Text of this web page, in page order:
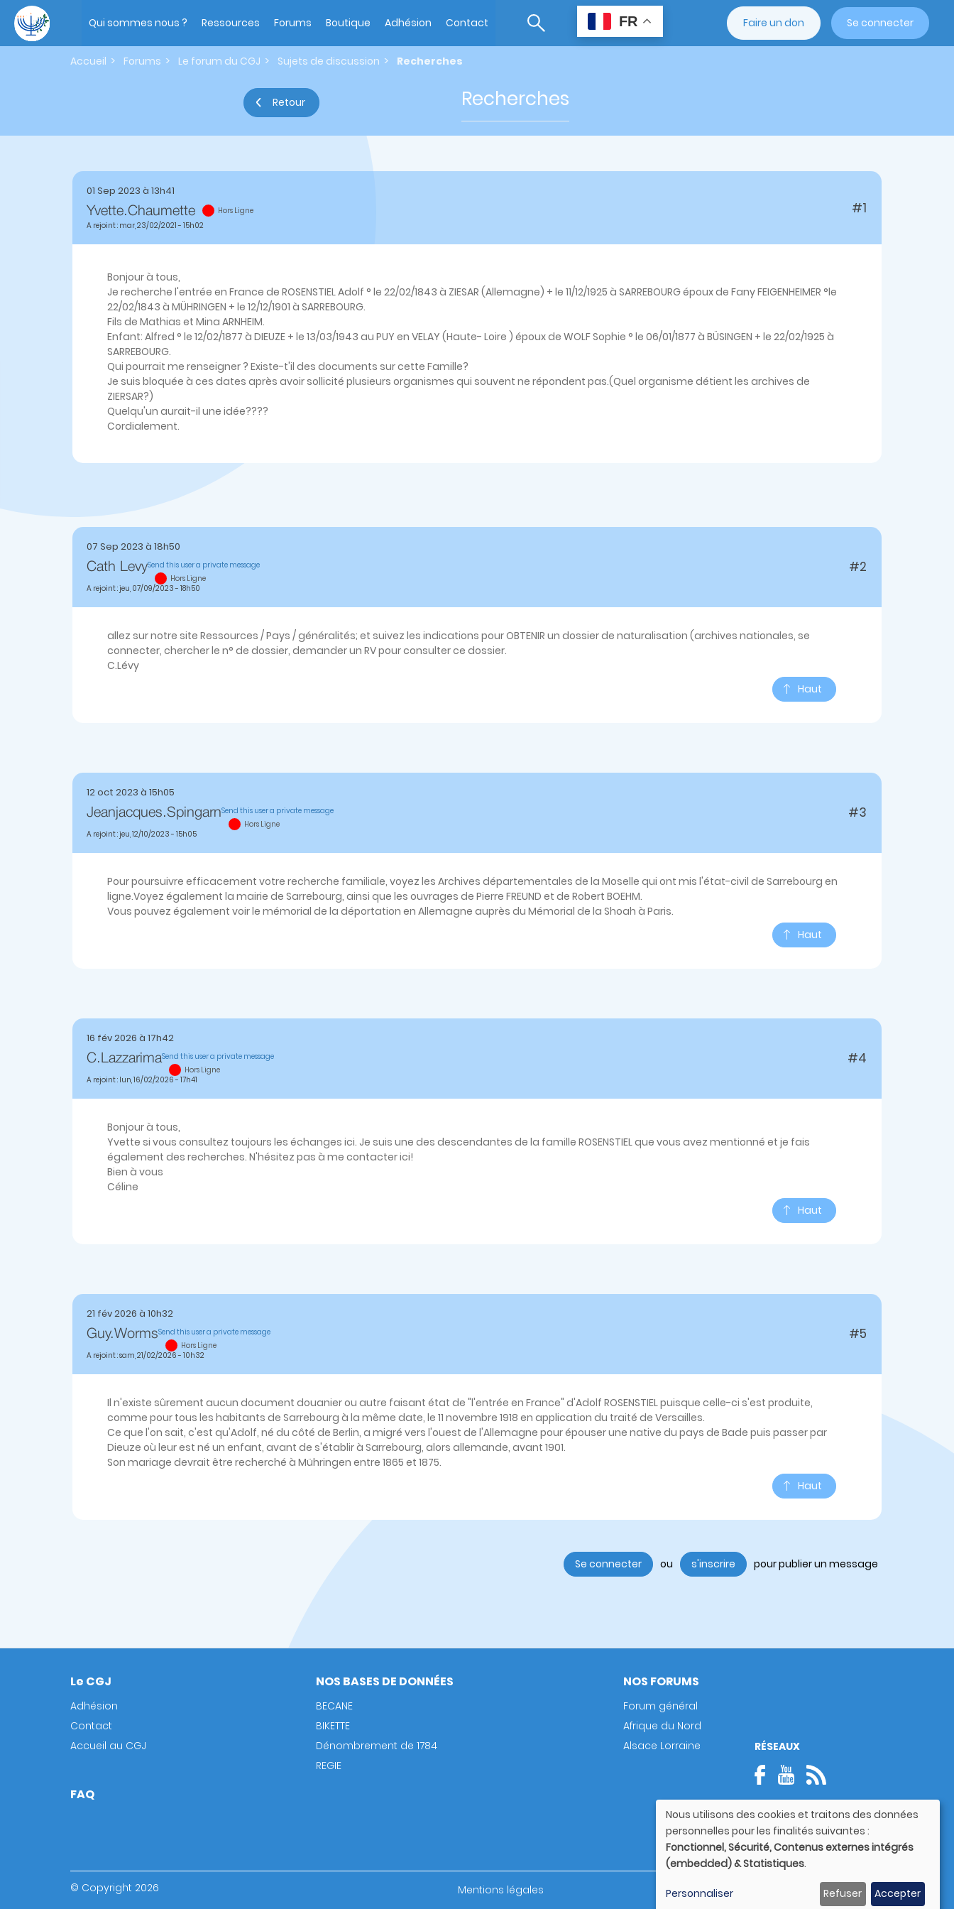
contenu
principal
navigation
Qui sommes nous ? Ressources Forums Boutique Adhésion Contact FR Faire un don Se connecter
Accueil Forums Le forum du CGJ Sujets de discussion Recherches
Retour Recherches
01 Sep 2023 à 13h41
Yvette.Chaumette
Hors Ligne
A rejoint : mar, 23/02/2021 - 15h02
#1
Bonjour à tous,
Je recherche l'entrée en France de ROSENSTIEL Adolf ° le 22/02/1843 à ZIESAR (Allemagne) + le 11/12/1925 à SARREBOURG époux de Fany FEIGENHEIMER °le
22/02/1843 à MÜHRINGEN + le 12/12/1901 à SARREBOURG.
Fils de Mathias et Mina ARNHEIM.
Enfant: Alfred ° le 12/02/1877 à DIEUZE + le 13/03/1943 au PUY en VELAY (Haute- Loire ) époux de WOLF Sophie ° le 06/01/1877 à BÜSINGEN + le 22/02/1925 à
SARREBOURG.
Qui pourrait me renseigner ? Existe-t'il des documents sur cette Famille?
Je suis bloquée à ces dates après avoir sollicité plusieurs organismes qui souvent ne répondent pas.(Quel organisme détient les archives de
ZIERSAR?)
Quelqu'un aurait-il une idée????
Cordialement.
07 Sep 2023 à 18h50
Cath LevySend this user a private message
Hors Ligne
A rejoint : jeu, 07/09/2023 - 18h50
#2
allez sur notre site Ressources / Pays / généralités; et suivez les indications pour OBTENIR un dossier de naturalisation (archives nationales, se
connecter, chercher le n° de dossier, demander un RV pour consulter ce dossier.
C.Lévy
Haut
12 oct 2023 à 15h05
Jeanjacques.spingarnSend this user a private message
Hors Ligne
A rejoint : jeu, 12/10/2023 - 15h05
#3
Pour poursuivre efficacement votre recherche familiale, voyez les Archives départementales de la Moselle qui ont mis l'état-civil de Sarrebourg en
ligne.Voyez également la mairie de Sarrebourg, ainsi que les ouvrages de Pierre FREUND et de Robert BOEHM.
Vous pouvez également voir le mémorial de la déportation en Allemagne auprès du Mémorial de la Shoah à Paris.
Haut
16 fév 2026 à 17h42
C.lazzarimaSend this user a private message
Hors Ligne
A rejoint : lun, 16/02/2026 - 17h41
#4
Bonjour à tous,
Yvette si vous consultez toujours les échanges ici. Je suis une des descendantes de la famille ROSENSTIEL que vous avez mentionné et je fais
également des recherches. N'hésitez pas à me contacter ici!
Bien à vous
Céline
Haut
21 fév 2026 à 10h32
Guy.wormsSend this user a private message
Hors Ligne
A rejoint : sam, 21/02/2026 - 10h32
#5
Il n'existe sûrement aucun document douanier ou autre faisant état de "l'entrée en France" d'Adolf ROSENSTIEL puisque celle-ci s'est produite,
comme pour tous les habitants de Sarrebourg à la même date, le 11 novembre 1918 en application du traité de Versailles.
Ce que l'on sait, c'est qu'Adolf, né du côté de Berlin, a migré vers l'ouest de l'Allemagne pour épouser une native du pays de Bade puis passer par
Dieuze où leur est né un enfant, avant de s'établir à Sarrebourg, alors allemande, avant 1901.
Son mariage devrait être recherché à Mühringen entre 1865 et 1875.
Haut
Se connecter ou s'inscrire pour publier un message
Footer
Le CGJ
Adhésion
Contact
Accueil au CGJ
NOS BASES DE DONNÉES
BECANE
BIKETTE
Dénombrement de 1784
REGIE
NOS FORUMS
Forum général
Afrique du Nord
Alsace Lorraine
FAQ
RÉSEAUX
© Copyright 2026
bottom
Mentions légales Guide utilisateur
Utilisation
des
données
personnelles
et
Nous utilisons des cookies et traitons des données
personnelles pour les finalités suivantes :
Fonctionnel, Sécurité, Contenus externes intégrés
(embedded) & Statistiques.
Personnaliser Refuser Accepter